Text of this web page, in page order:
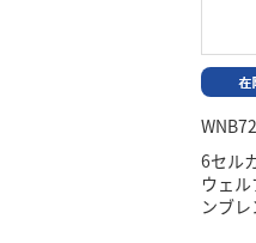
6セル
ウェ
ンブ